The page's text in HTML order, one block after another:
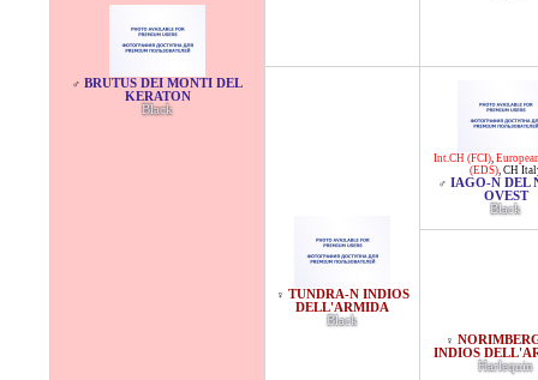
♂ BRUTUS DEI MONTI DEL
KERATON
Black
♀ TUNDRA-N INDIOS
DELL'ARMIDA
Black
Int.CH (FCI),
(EDS), CH
♂ IAGO-N DEL
OVEST
Black
♀
INDIOS
Harlequin